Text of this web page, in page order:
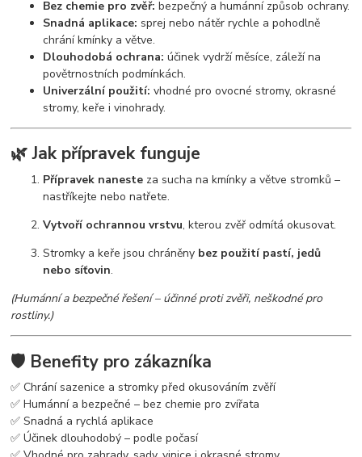
Bez chemie pro zvěř: bezpečný a humánní způsob ochrany.
Snadná aplikace: sprej nebo nátěr rychle a pohodlně
chrání kmínky a větve.
Dlouhodobá ochrana: účinek vydrží měsíce, záleží na
povětrnostních podmínkách.
Univerzální použití: vhodné pro ovocné stromy, okrasné
stromy, keře i vinohrady.
🌿Jak přípravek funguje
Přípravek naneste za sucha na kmínky a větve stromků –
nastříkejte nebo natřete.
Vytvoří ochrannou vrstvu, kterou zvěř odmítá okusovat.
Stromky a keře jsou chráněny bez použití pastí, jedů
nebo síťovin.
(Humánní a bezpečné řešení – účinné proti zvěři, neškodné pro
rostliny.)
🛡️ Benefity pro zákazníka
✅ Chrání sazenice a stromky před okusováním zvěří
✅ Humánní a bezpečné – bez chemie pro zvířata
✅ Snadná a rychlá aplikace
✅ Účinek dlouhodobý – podle počasí